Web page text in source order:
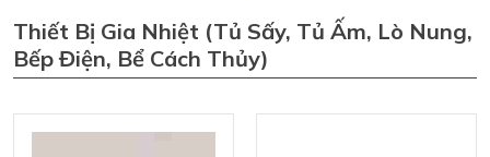
Thiết Bị Gia Nhiệt (tủ Sấy, Tủ Ấm, Lò Nung,
Bếp Điện, Bể Cách Thủy)